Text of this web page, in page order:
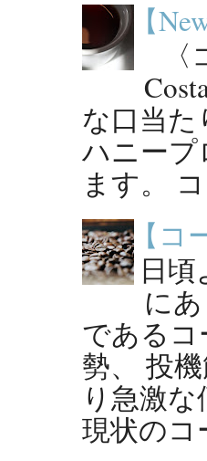
【
〈コ
な口当
ハニー
ます。
【コ
日頃
に
であるコ
勢、 投
り急激
現状のコ